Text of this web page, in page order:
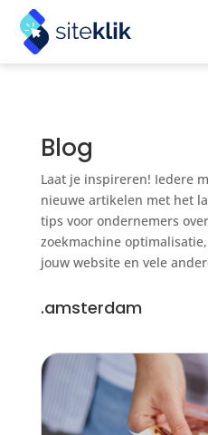
Blog
Laat je inspireren! Iedere
nieuwe artikelen met het
tips voor ondernemers
zoekmachine
jouw website en vele
.amsterdam